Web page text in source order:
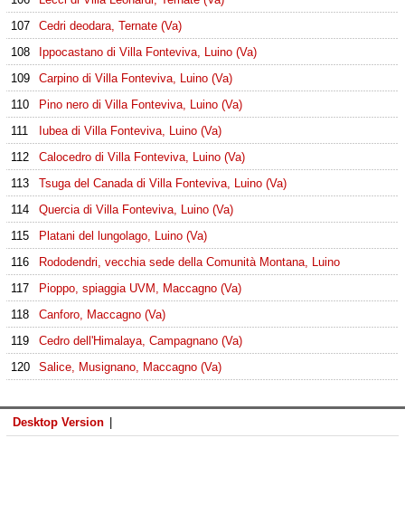
107
Cedri deodara, Ternate (Va)
108
Ippocastano di Villa Fonteviva, Luino (Va)
109
Carpino di Villa Fonteviva, Luino (Va)
110
Pino nero di Villa Fonteviva, Luino (Va)
111
Iubea di Villa Fonteviva, Luino (Va)
112
Calocedro di Villa Fonteviva, Luino (Va)
113
Tsuga del Canada di Villa Fonteviva, Luino (Va)
114
Quercia di Villa Fonteviva, Luino (Va)
115
Platani del lungolago, Luino (Va)
116
Rododendri, vecchia sede della Comunità Montana, Luino
117
Pioppo, spiaggia UVM, Maccagno (Va)
118
Canforo, Maccagno (Va)
119
Cedro dell'Himalaya, Campagnano (Va)
120
Salice, Musignano, Maccagno (Va)
Desktop Version